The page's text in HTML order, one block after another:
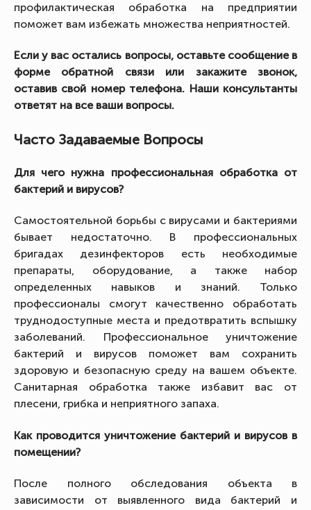
профилактическая обработка на предприятии
поможет вам избежать множества неприятностей.
Если у вас остались вопросы, оставьте сообщение в
форме обратной связи или закажите звонок,
оставив свой номер телефона. Наши консультанты
ответят на все ваши вопросы.
Часто Задаваемые Вопросы
Для чего нужна профессиональная обработка от
бактерий и вирусов?
Самостоятельной борьбы с вирусами и бактериями
бывает недостаточно. В профессиональных
бригадах дезинфекторов есть необходимые
препараты, оборудование, а также набор
определенных навыков и знаний. Только
профессионалы смогут качественно обработать
труднодоступные места и предотвратить вспышку
заболеваний. Профессиональное уничтожение
бактерий и вирусов поможет вам сохранить
здоровую и безопасную среду на вашем объекте.
Санитарная обработка также избавит вас от
плесени, грибка и неприятного запаха.
Как проводится уничтожение бактерий и вирусов в
помещении?
После полного обследования объекта в
зависимости от выявленного вида бактерий и